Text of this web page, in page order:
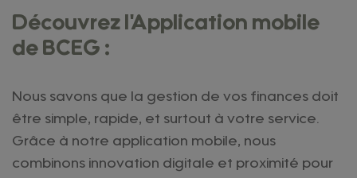
Découvrez l'Application mobile
de BCEG :
Nous savons que la gestion de vos finances doit
être simple, rapide, et surtout à votre service.
Grâce à notre application mobile, nous
combinons innovation digitale et proximité pour